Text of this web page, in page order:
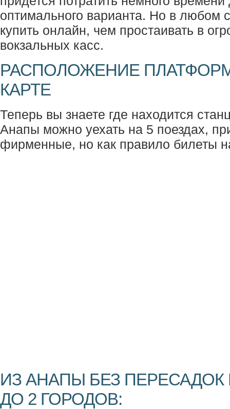
оптимального варианта. Но в любом
купить онлайн, чем простаивать в
вокзальных касс.
РАСПОЛОЖЕНИЕ
КАРТЕ
Теперь вы знаете где находится
Анапы можно уехать на 5 поездах,
фирменные, но как правило билеты
ИЗ АНАПЫ БЕЗ
ДО 2 ГОРОДОВ: